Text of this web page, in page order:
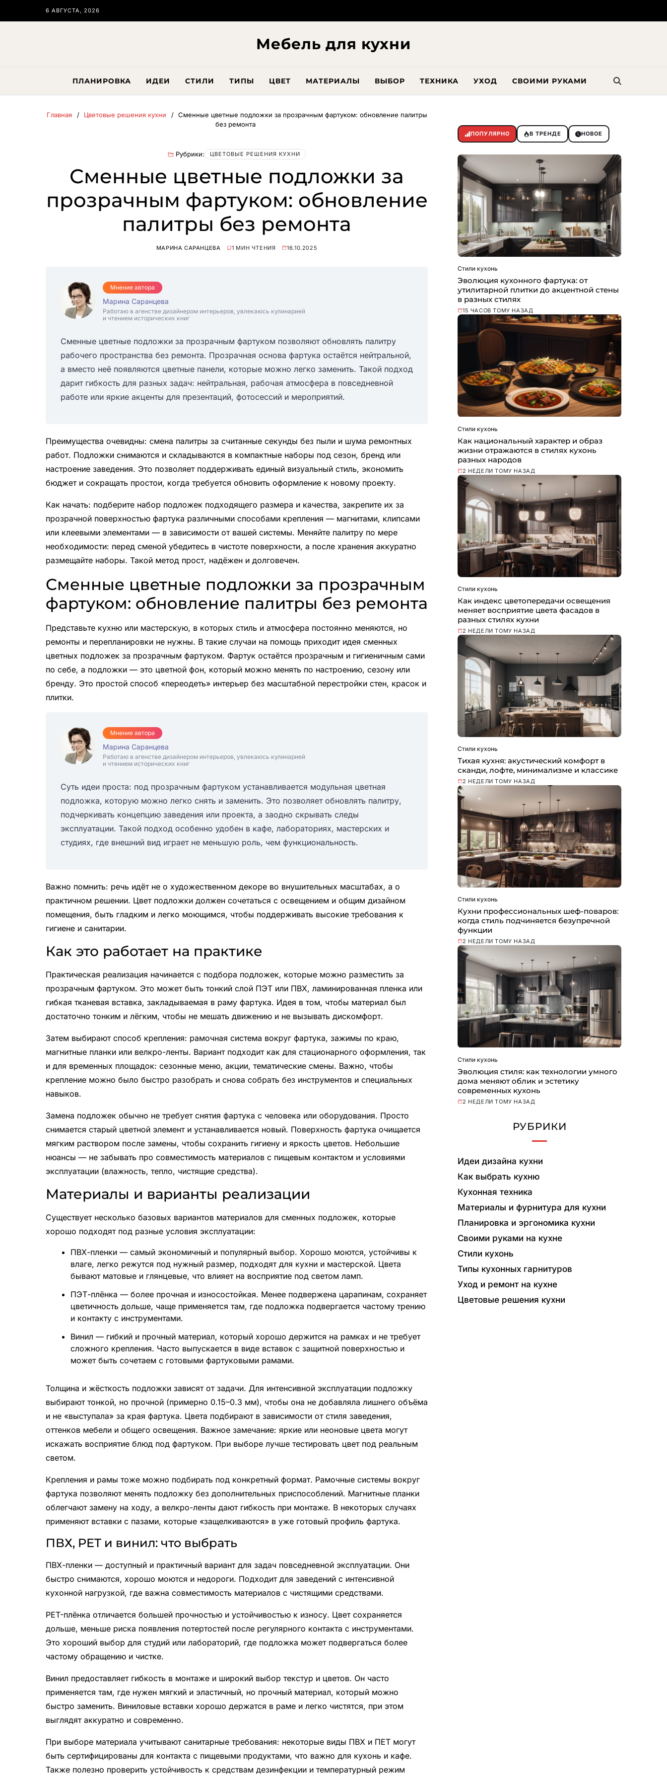
6 АВГУСТА, 2026
Мебель для кухни
ПЛАНИРОВКА ИДЕИ СТИЛИ ТИПЫ ЦВЕТ МАТЕРИАЛЫ ВЫБОР ТЕХНИКА УХОД СВОИМИ РУКАМИ
Главная Цветовые решения кухни
Сменные цветные подложки за прозрачным фартуком: обновление палитры
без ремонта
Рубрики: ЦВЕТОВЫЕ РЕШЕНИЯ КУХНИ
Сменные цветные подложки за
прозрачным фартуком: обновление
палитры без ремонта
МАРИНА САРАНЦЕВА 1 МИН ЧТЕНИЯ 16.10.2025
Мнение автора
Марина Саранцева
Работаю в агенстве дизайнером интерьеров, увлекаюсь кулинарией
и чтением исторических книг
Сменные цветные подложки за прозрачным фартуком позволяют обновлять палитру
рабочего пространства без ремонта. Прозрачная основа фартука остаётся нейтральной,
а вместо неё появляются цветные панели, которые можно легко заменить. Такой подход
дарит гибкость для разных задач: нейтральная, рабочая атмосфера в повседневной
работе или яркие акценты для презентаций, фотосессий и мероприятий.
Преимущества очевидны: смена палитры за считанные секунды без пыли и шума ремонтных
работ. Подложки снимаются и складываются в компактные наборы под сезон, бренд или
настроение заведения. Это позволяет поддерживать единый визуальный стиль, экономить
бюджет и сокращать простои, когда требуется обновить оформление к новому проекту.
Как начать: подберите набор подложек подходящего размера и качества, закрепите их за
прозрачной поверхностью фартука различными способами крепления — магнитами, клипсами
или клеевыми элементами — в зависимости от вашей системы. Меняйте палитру по мере
необходимости: перед сменой убедитесь в чистоте поверхности, а после хранения аккуратно
размещайте наборы. Такой метод прост, надёжен и долговечен.
Сменные цветные подложки за прозрачным
фартуком: обновление палитры без ремонта
Представьте кухню или мастерскую, в которых стиль и атмосфера постоянно меняются, но
ремонты и перепланировки не нужны. В такие случаи на помощь приходит идея сменных
цветных подложек за прозрачным фартуком. Фартук остаётся прозрачным и гигиеничным сами
по себе, а подложки — это цветной фон, который можно менять по настроению, сезону или
бренду. Это простой способ «переодеть» интерьер без масштабной перестройки стен, красок и
плитки.
Мнение автора
Марина Саранцева
Работаю в агенстве дизайнером интерьеров, увлекаюсь кулинарией
и чтением исторических книг
Суть идеи проста: под прозрачным фартуком устанавливается модульная цветная
подложка, которую можно легко снять и заменить. Это позволяет обновлять палитру,
подчеркивать концепцию заведения или проекта, а заодно скрывать следы
эксплуатации. Такой подход особенно удобен в кафе, лабораториях, мастерских и
студиях, где внешний вид играет не меньшую роль, чем функциональность.
Важно помнить: речь идёт не о художественном декоре во внушительных масштабах, а о
практичном решении. Цвет подложки должен сочетаться с освещением и общим дизайном
помещения, быть гладким и легко моющимся, чтобы поддерживать высокие требования к
гигиене и санитарии.
Как это работает на практике
Практическая реализация начинается с подбора подложек, которые можно разместить за
прозрачным фартуком. Это может быть тонкий слой ПЭТ или ПВХ, ламинированная пленка или
гибкая тканевая вставка, закладываемая в раму фартука. Идея в том, чтобы материал был
достаточно тонким и лёгким, чтобы не мешать движению и не вызывать дискомфорт.
Затем выбирают способ крепления: рамочная система вокруг фартука, зажимы по краю,
магнитные планки или велкро-ленты. Вариант подходит как для стационарного оформления, так
и для временных площадок: сезонные меню, акции, тематические смены. Важно, чтобы
крепление можно было быстро разобрать и снова собрать без инструментов и специальных
навыков.
Замена подложек обычно не требует снятия фартука с человека или оборудования. Просто
снимается старый цветной элемент и устанавливается новый. Поверхность фартука очищается
мягким раствором после замены, чтобы сохранить гигиену и яркость цветов. Небольшие
нюансы — не забывать про совместимость материалов с пищевым контактом и условиями
эксплуатации (влажность, тепло, чистящие средства).
Материалы и варианты реализации
Существует несколько базовых вариантов материалов для сменных подложек, которые
хорошо подходят под разные условия эксплуатации:
ПВХ-пленки — самый экономичный и популярный выбор. Хорошо моются, устойчивы к
влаге, легко режутся под нужный размер, подходят для кухни и мастерской. Цвета
бывают матовые и глянцевые, что влияет на восприятие под светом ламп.
ПЭТ-плёнка — более прочная и износостойкая. Менее подвержена царапинам, сохраняет
цветичность дольше, чаще применяется там, где подложка подвергается частому трению
и контакту с инструментами.
Винил — гибкий и прочный материал, который хорошо держится на рамках и не требует
сложного крепления. Часто выпускается в виде вставок с защитной поверхностью и
может быть сочетаем с готовыми фартуковыми рамами.
Толщина и жёсткость подложки зависят от задачи. Для интенсивной эксплуатации подложку
выбирают тонкой, но прочной (примерно 0.15–0.3 мм), чтобы она не добавляла лишнего объёма
и не «выступала» за края фартука. Цвета подбирают в зависимости от стиля заведения,
оттенков мебели и общего освещения. Важное замечание: яркие или неоновые цвета могут
искажать восприятие блюд под фартуком. При выборе лучше тестировать цвет под реальным
светом.
Крепления и рамы тоже можно подбирать под конкретный формат. Рамочные системы вокруг
фартука позволяют менять подложку без дополнительных приспособлений. Магнитные планки
облегчают замену на ходу, а велкро-ленты дают гибкость при монтаже. В некоторых случаях
применяют вставки с пазами, которые «защелкиваются» в уже готовый профиль фартука.
ПВХ, PET и винил: что выбрать
ПВХ-пленки — доступный и практичный вариант для задач повседневной эксплуатации. Они
быстро снимаются, хорошо моются и недороги. Подходит для заведений с интенсивной
кухонной нагрузкой, где важна совместимость материалов с чистящими средствами.
PET-плёнка отличается большей прочностью и устойчивостью к износу. Цвет сохраняется
дольше, меньше риска появления потертостей после регулярного контакта с инструментами.
Это хороший выбор для студий или лабораторий, где подложка может подвергаться более
частому обращению и чистке.
Винил предоставляет гибкость в монтаже и широкий выбор текстур и цветов. Он часто
применяется там, где нужен мягкий и эластичный, но прочный материал, который можно
быстро заменить. Виниловые вставки хорошо держатся в раме и легко чистятся, при этом
выглядят аккуратно и современно.
При выборе материала учитывают санитарные требования: некоторые виды ПВХ и ПЕТ могут
быть сертифицированы для контакта с пищевыми продуктами, что важно для кухонь и кафе.
Также полезно проверить устойчивость к средствам дезинфекции и температурный режим
ПОПУЛЯРНО В ТРЕНДЕ НОВОЕ
Стили кухонь
Эволюция кухонного фартука: от
утилитарной плитки до акцентной стены
в разных стилях
15 ЧАСОВ ТОМУ НАЗАД
Стили кухонь
Как национальный характер и образ
жизни отражаются в стилях кухонь
разных народов
2 НЕДЕЛИ ТОМУ НАЗАД
Стили кухонь
Как индекс цветопередачи освещения
меняет восприятие цвета фасадов в
разных стилях кухни
2 НЕДЕЛИ ТОМУ НАЗАД
Стили кухонь
Тихая кухня: акустический комфорт в
сканди, лофте, минимализме и классике
2 НЕДЕЛИ ТОМУ НАЗАД
Стили кухонь
Кухни профессиональных шеф-поваров:
когда стиль подчиняется безупречной
функции
2 НЕДЕЛИ ТОМУ НАЗАД
Стили кухонь
Эволюция стиля: как технологии умного
дома меняют облик и эстетику
современных кухонь
2 НЕДЕЛИ ТОМУ НАЗАД
РУБРИКИ
Идеи дизайна кухни
Как выбрать кухню
Кухонная техника
Материалы и фурнитура для кухни
Планировка и эргономика кухни
Своими руками на кухне
Стили кухонь
Типы кухонных гарнитуров
Уход и ремонт на кухне
Цветовые решения кухни